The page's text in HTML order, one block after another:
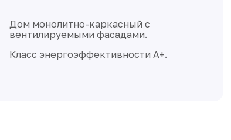
Дом монолитно-каркасный с
вентилируемыми фасадами.
Класс энергоэффективности А+.